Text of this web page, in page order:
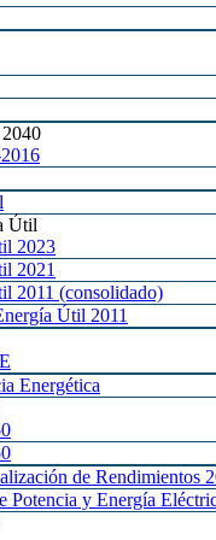
Útil
2023
2021
2011 (consolidado)
Útil 2011
Energética
de Rendimientos
Potencia y Energía